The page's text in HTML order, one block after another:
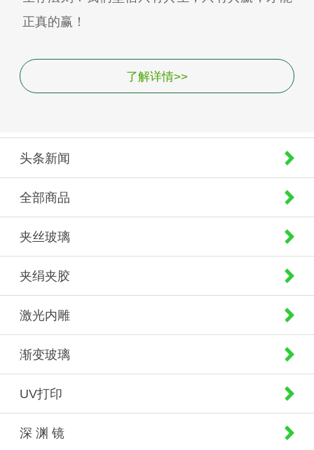
正真的赢！
了解详情>>
头条新闻
全部商品
夹丝玻璃
夹绢夹胶
激光内雕
渐变玻璃
UV打印
深 渊 镜